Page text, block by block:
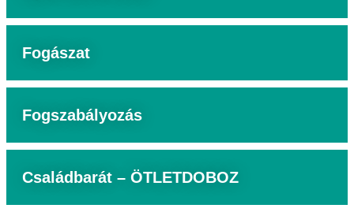
Fogászat
Fogszabályozás
Családbarát – ÖTLETDOBOZ